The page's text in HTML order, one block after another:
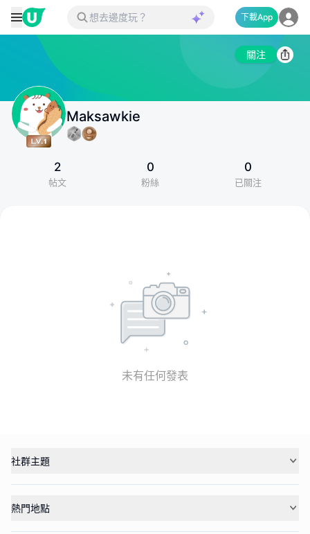
下載App
關注
Maksawkie
2
帖文
0
粉絲
0
已關注
未有任何發表
社群主題
熱門地點